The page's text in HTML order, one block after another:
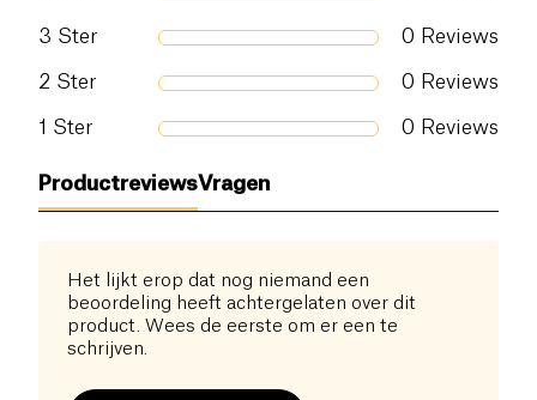
urine om duidelijk aan te geven wanneer de luier
vervangen moet worden.
Door te kiezen voor de ecologische luiers van
geproduceerd in Frankrijk, dragen ouders actief bij
aan een milieuvriendelijke productieketen. Dit
verantwoordelijke benadering van de toekomst van
onze kinderen bevordert.
3 Ster 0 Reviews
2 Ster 0 Reviews
1 Ster 0 Reviews
ProductreviewsVragen
Het lijkt erop dat nog niemand een
beoordeling heeft achtergelaten over dit
product. Wees de eerste om er een te
schrijven.